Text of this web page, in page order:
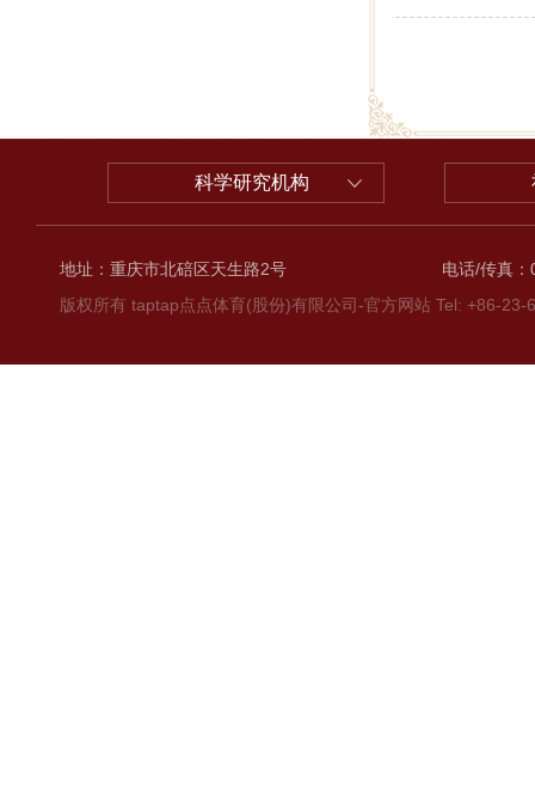
科学研究机构
地址：重庆市北碚区天生路2号
电话/传真
版权所有 taptap点点体育(股份)有限公司-官方网站 Tel: +86-23-